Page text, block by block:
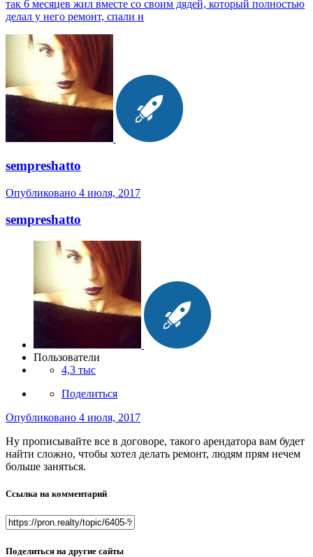
так 6 месяцев жил вместе со своим дядей, который полностью
делал у него ремонт, спали н
sempreshatto
Опубликовано 4 июля, 2017
sempreshatto
Пользователи
4,3 тыс
Поделиться
Опубликовано 4 июля, 2017
Ну прописывайте все в договоре, такого арендатора вам будет
найти сложно, чтобы хотел делать ремонт, людям прям нечем
больше заняться.
Ссылка на комментарий
Поделиться на другие сайты